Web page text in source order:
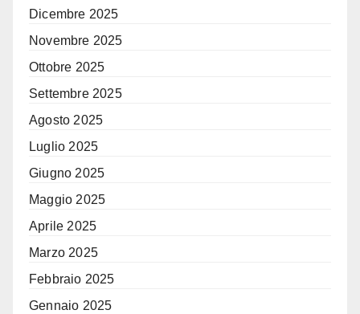
Dicembre 2025
Novembre 2025
Ottobre 2025
Settembre 2025
Agosto 2025
Luglio 2025
Giugno 2025
Maggio 2025
Aprile 2025
Marzo 2025
Febbraio 2025
Gennaio 2025